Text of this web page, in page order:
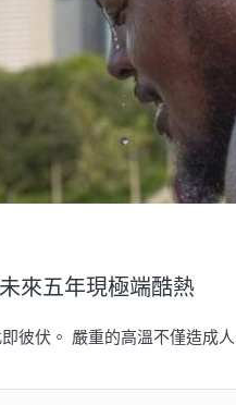
來五年現極端酷熱
彼伏。 嚴重的高溫不僅造成人...